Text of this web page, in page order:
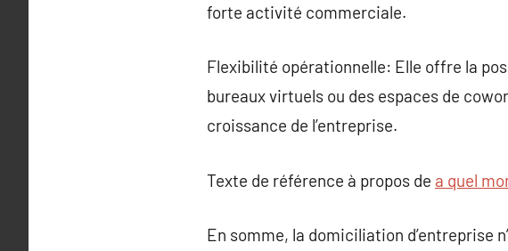
forte activité commerciale.
Flexibilité opérationnelle: Elle offre la
bureaux virtuels ou des espaces de
croissance de l’entreprise.
Texte de référence à propos de a quel
En somme, la domiciliation d’entreprise